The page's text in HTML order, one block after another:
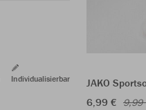
Individualisierbar
JAKO
6,99 € 9,99